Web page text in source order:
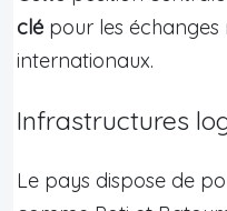
clé pour les
internationaux.
Infrastructures
Le pays dispose de